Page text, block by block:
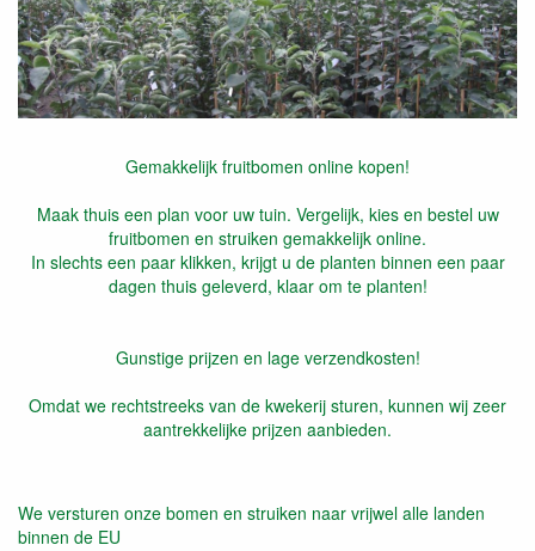
Gemakkelijk fruitbomen online kopen!
Maak thuis een plan voor uw tuin. Vergelijk, kies en bestel uw
fruitbomen en struiken gemakkelijk online.
In slechts een paar klikken, krijgt u de planten binnen een paar
dagen thuis geleverd, klaar om te planten!
Gunstige prijzen en lage verzendkosten!
Omdat we rechtstreeks van de kwekerij sturen, kunnen wij zeer
aantrekkelijke prijzen aanbieden.
We versturen onze bomen en struiken naar vrijwel alle landen
binnen de EU